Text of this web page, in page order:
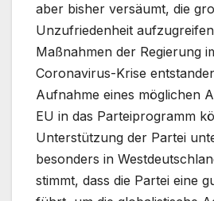
aber bisher versäumt, die
Unzufriedenheit
Maßnahmen der Regierung
Coronavirus-Krise
Aufnahme eines möglichen
EU in das Parteiprogramm
Unterstützung der Partei
besonders in
stimmt, dass die Partei eine